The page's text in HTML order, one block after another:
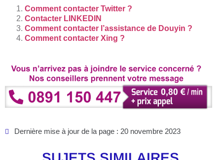
Comment contacter Twitter ?
Contacter LINKEDIN
Comment contacter l’assistance de Douyin ?
Comment contacter Xing ?
Dernière mise à jour de la page : 20 novembre 2023